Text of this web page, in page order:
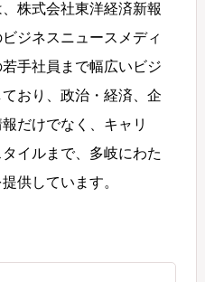
株式会社東洋経済新報
ジネスニュースメディ
手社員まで幅広いビジ
おり、政治・経済、企
だけでなく、キャリ
イルまで、多岐にわた
供しています。